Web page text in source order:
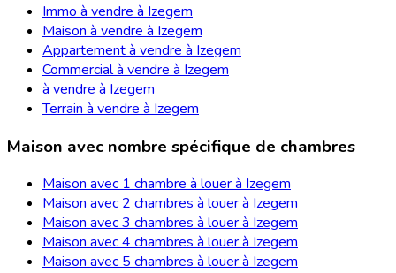
Immo à vendre à Izegem
Maison à vendre à Izegem
Appartement à vendre à Izegem
Commercial à vendre à Izegem
à vendre à Izegem
Terrain à vendre à Izegem
Maison avec nombre spécifique de chambres
Maison avec 1 chambre à louer à Izegem
Maison avec 2 chambres à louer à Izegem
Maison avec 3 chambres à louer à Izegem
Maison avec 4 chambres à louer à Izegem
Maison avec 5 chambres à louer à Izegem